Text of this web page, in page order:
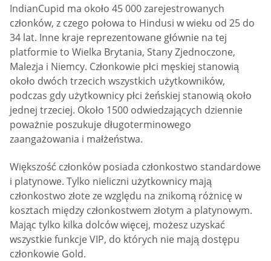
IndianCupid ma około 45 000 zarejestrowanych
członków, z czego połowa to Hindusi w wieku od 25 do
34 lat. Inne kraje reprezentowane głównie na tej
platformie to Wielka Brytania, Stany Zjednoczone,
Malezja i Niemcy. Członkowie płci męskiej stanowią
około dwóch trzecich wszystkich użytkowników,
podczas gdy użytkownicy płci żeńskiej stanowią około
jednej trzeciej. Około 1500 odwiedzających dziennie
poważnie poszukuje długoterminowego
zaangażowania i małżeństwa.
Większość członków posiada członkostwo standardowe
i platynowe. Tylko nieliczni użytkownicy mają
członkostwo złote ze względu na znikomą różnicę w
kosztach między członkostwem złotym a platynowym.
Mając tylko kilka dolców więcej, możesz uzyskać
wszystkie funkcje VIP, do których nie mają dostępu
członkowie Gold.